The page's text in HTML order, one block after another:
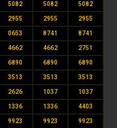
5082 5082 5082
2955 2955 2955
0653 8741 8741
4662 4662 2751
6890 6890 6890
3513 3513 3513
2626 1037 1037
1336 1336 4403
9923 9923 9923